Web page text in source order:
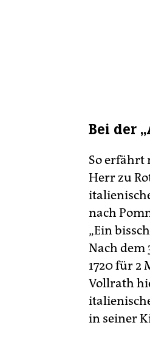
Bei der
So erfährt
Herr zu
nach
„Ein
Nach dem
1720 für 2
Vollrath
in seiner